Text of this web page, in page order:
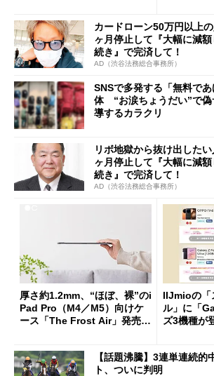
カードローン50万円以上
ヶ月停止して『大幅に減
続き』で完済して！
AD（渋谷法務総合事務所）
SNSで多発する「無料で
体 “お涙ちょうだい”で偽
導するカラクリ
リボ地獄から抜け出した
ヶ月停止して『大幅に減
続き』で完済して！
AD（渋谷法務総合事務所）
厚さ約1.2mm、“ほぼ、裸”のi
Pad Pro（M4／M5）向けケ
ース「The Frost Air」発売
IIJmioの「
ル」に「
ズ3機種
【話題沸騰】3連単連続的
ト、ついに判明